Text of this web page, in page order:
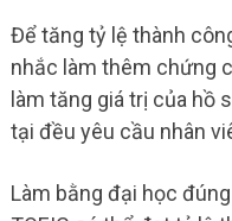
Để tăng tỷ lệ thành
nhắc làm thêm chứng
làm tăng giá trị của hồ
tại đều yêu cầu nhân
Làm bằng đại học